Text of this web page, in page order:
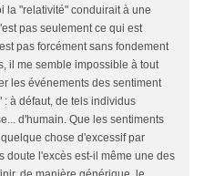
la "relativité" conduirait à une
pas seulement ce qui est
pas forcément sans fondement
il me semble impossible à tout
les événements des sentiment
à défaut, de tels individus
d'humain. Que les sentiments
chose d'excessif par
doute l'excès est-il même une des